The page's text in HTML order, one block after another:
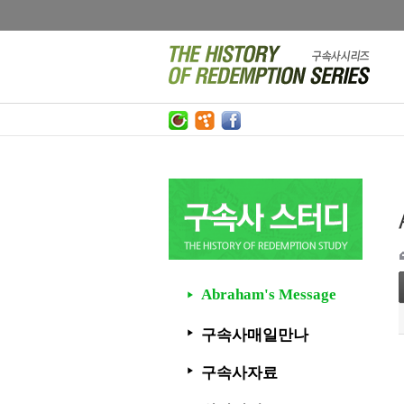
▶ Abraham's Message
▶ 구속사매일만나
▶ 구속사자료